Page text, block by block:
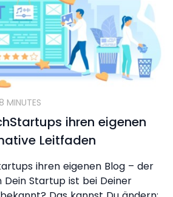
8 MINUTES
ihren eigenen
Leitfaden
ihren eigenen Blog – der
Startup ist bei Deiner